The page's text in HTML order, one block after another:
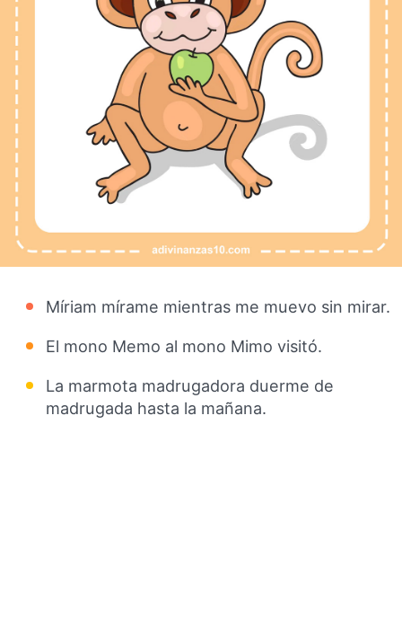
Míriam mírame mientras me muevo sin mirar.
El mono Memo al mono Mimo visitó.
La marmota madrugadora duerme de
madrugada hasta la mañana.